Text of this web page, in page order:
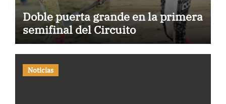
Doble puerta grande en la primera
semifinal del Circuito
Noticias